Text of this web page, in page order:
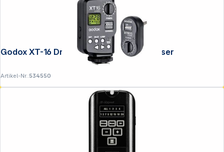
Godox XT-16 Drahtloser Blitz-Funkauslöser
Artikel-Nr.:534550